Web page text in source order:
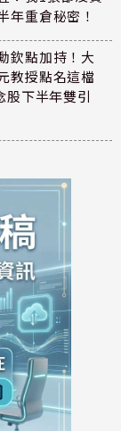
年重倉秘密！
欽點加持！大
教授點名這檔
股下半年雙引